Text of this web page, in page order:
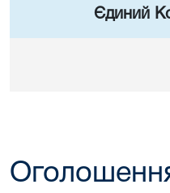
Єдиний